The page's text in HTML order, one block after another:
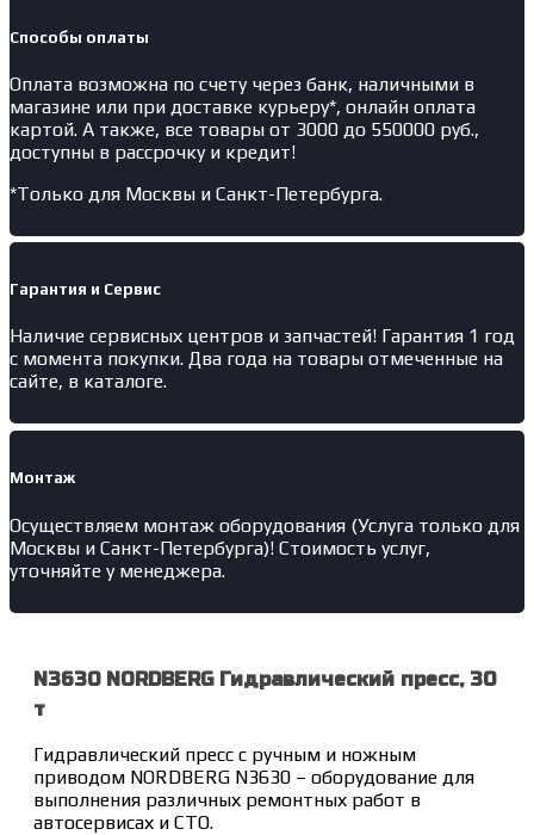
Способы оплаты
Оплата возможна по счету через банк, наличными в
магазине или при доставке курьеру*, онлайн оплата
картой. А также, все товары от 3000 до 550000 руб.,
доступны в рассрочку и кредит!
*Только для Москвы и Санкт-Петербурга.
Гарантия и Сервис
Наличие сервисных центров и запчастей! Гарантия 1 год
с момента покупки. Два года на товары отмеченные на
сайте, в каталоге.
Монтаж
Осуществляем монтаж оборудования (Услуга только для
Москвы и Санкт-Петербурга)! Стоимость услуг,
уточняйте у менеджера.
N3630 NORDBERG Гидравлический пресс, 30
т
Гидравлический пресс с ручным и ножным
приводом NORDBERG N3630 – оборудование для
выполнения различных ремонтных работ в
автосервисах и СТО.